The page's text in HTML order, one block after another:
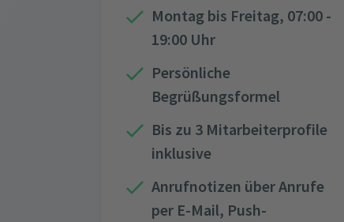
Montag bis Freitag, 07:00 -
19:00 Uhr
Persönliche
Begrüßungsformel
Bis zu 3 Mitarbeiterprofile
inklusive
Anrufnotizen über Anrufe
per E-Mail, Push-